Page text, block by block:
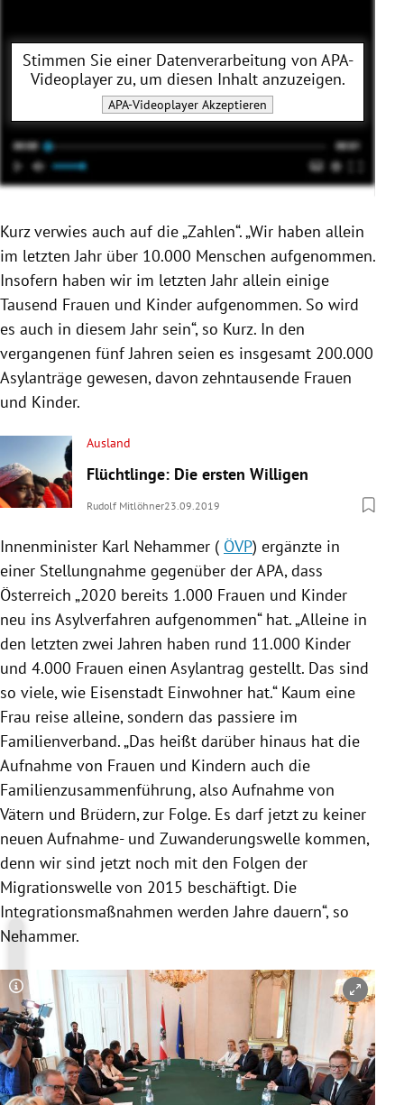
Stimmen Sie einer Datenverarbeitung von APA-
Videoplayerzu, um diesen Inhalt anzuzeigen.
APA-Videoplayer Akzeptieren
Kurz verwies auch auf die „Zahlen“. „Wir haben allein
im letzten Jahr über 10.000 Menschen aufgenommen.
Insofern haben wir im letzten Jahr allein einige
Tausend Frauen und Kinder aufgenommen. So wird
es auch in diesem Jahr sein“, so Kurz. In den
vergangenen fünf Jahren seien es insgesamt 200.000
Asylanträge gewesen, davon zehntausende Frauen
und Kinder.
Ausland
Flüchtlinge: Die ersten Willigen
Rudolf Mitlöhner23.09.2019
Innenminister Karl Nehammer ( ÖVP) ergänzte in
einer Stellungnahme gegenüber derAPA, dass
Österreich „2020 bereits 1.000 Frauen und Kinder
neu ins Asylverfahren aufgenommen“ hat. „Alleine in
den letzten zwei Jahren haben rund 11.000 Kinder
und 4.000 Frauen einen Asylantrag gestellt. Das sind
so viele, wie Eisenstadt Einwohner hat.“ Kaum eine
Frau reise alleine, sondern das passiere im
Familienverband. „Das heißt darüber hinaus hat die
Aufnahme von Frauen und Kindern auch die
Familienzusammenführung, also Aufnahme von
Vätern und Brüdern, zur Folge. Es darf jetzt zu keiner
neuen Aufnahme- und Zuwanderungswelle kommen,
denn wir sind jetzt noch mit den Folgen der
Migrationswelle von 2015 beschäftigt. Die
Integrationsmaßnahmen werden Jahre dauern“, so
Nehammer.
Copyright-Hinweis öffnen/schließen